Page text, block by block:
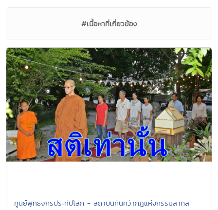
#เนื้อหาที่เกี่ยวข้อง
ศูนย์พุทธจักรประทีปโลก - สถาบันค้นคว้ากฎแห่งกรรมสากล